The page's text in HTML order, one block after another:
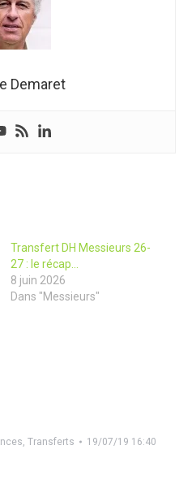
Demaret
Transfert DH Messieurs 26-
27 : le récap…
8 juin 2026
Dans "Messieurs"
Transferts 19/07/19 16:40